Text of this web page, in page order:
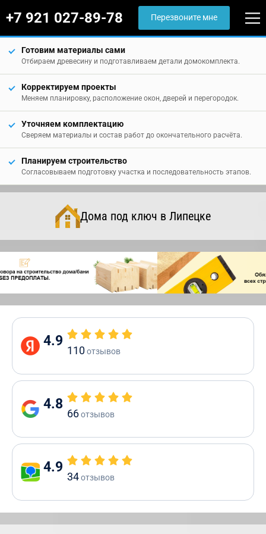
+7 921 027-89-78 Перезвоните мне
Готовим материалы сами
Отбираем древесину и подготавливаем детали домокомплекта.
Корректируем проекты
Меняем планировку, расположение окон, дверей и перегородок.
Уточняем комплектацию
Сверяем материалы и состав работ до окончательного расчёта.
Планируем строительство
Согласовываем подготовку участка и последовательность этапов.
Дома под ключ в Липецке
4.9
110отзывов
4.8
66отзывов
4.9
34отзывов